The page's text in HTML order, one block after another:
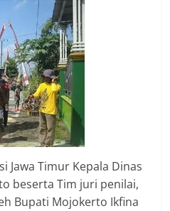
Jawa Timur Kepala Dinas
beserta Tim juri penilai,
Bupati Mojokerto Ikfina